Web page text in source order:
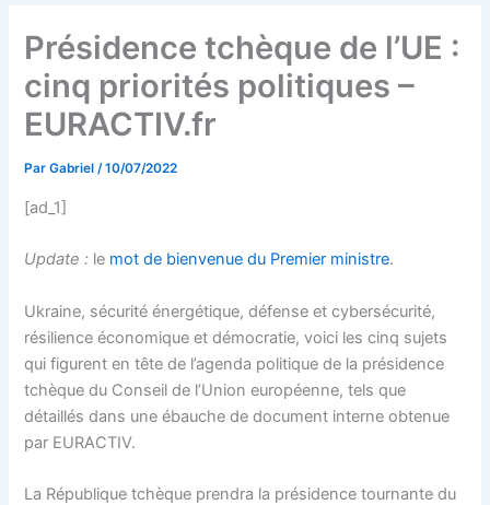
Présidence tchèque de l’UE :
cinq priorités politiques –
EURACTIV.fr
ParGabriel/10/07/2022
[ad_1]
Update : le mot de bienvenue du Premier ministre.
Ukraine, sécurité énergétique, défense et cybersécurité,
résilience économique et démocratie, voici les cinq sujets
qui figurent en tête de l’agenda politique de la présidence
tchèque du Conseil de l’Union européenne, tels que
détaillés dans une ébauche de document interne obtenue
par EURACTIV.
La République tchèque prendra la présidence tournante du